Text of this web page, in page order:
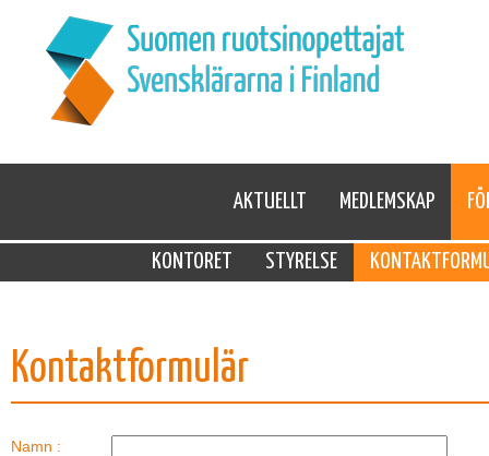
AKTUELLT MEDLEMSKAP
KONTORET STYRELSE
Kontaktformulär
Namn :